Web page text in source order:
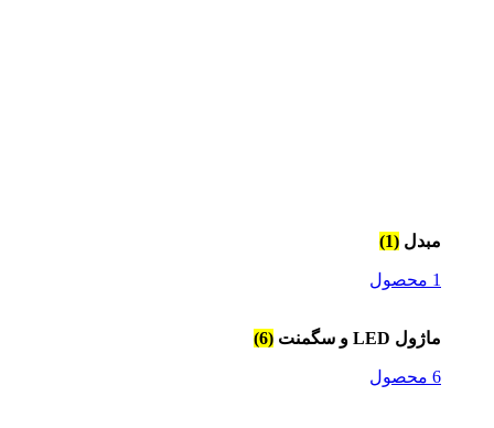
مبدل (1)
1 محصول
ماژول LED و سگمنت (6)
6 محصول